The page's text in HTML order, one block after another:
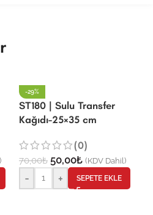
-29%
ST180 | Sulu Transfer
Kağıdı-25×35 cm
(0)
70,00₺ 50,00₺ (KDV Dahil)
- + SEPETE EKLE